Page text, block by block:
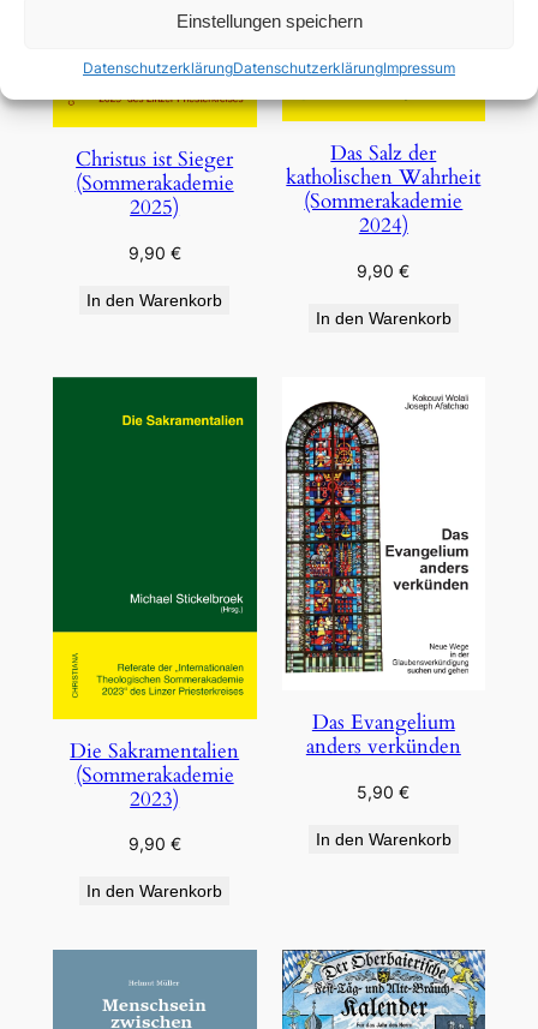
Einstellungen speichern
DatenschutzerklärungDatenschutzerklärungImpressum
Christus ist Sieger
(Sommerakademie
2025)
9,90 €
In den Warenkorb
Das Salz der
katholischen Wahrheit
(Sommerakademie
2024)
9,90€
In den Warenkorb
Die Sakramentalien
(Sommerakademie
2023)
9,90 €
In den Warenkorb
Das Evangelium
anders verkünden
5,90€
In den Warenkorb